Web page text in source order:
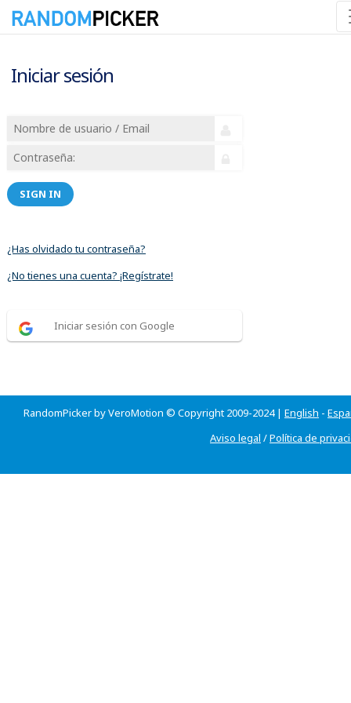
Iniciar sesión
SIGN IN
¿Has olvidado tu contraseña?
¿No tienes una cuenta? ¡Regístrate!
Iniciar sesión con Google
RandomPicker by VeroMotion © Copyright 2009-2024 | English -
Aviso legal /Política de